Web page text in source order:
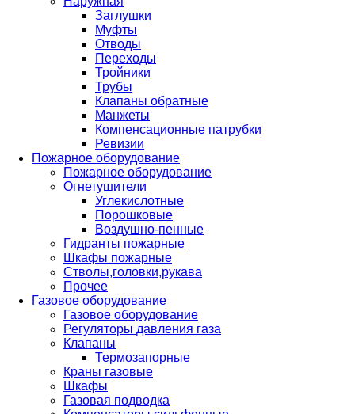
Заглушки
Муфты
Отводы
Переходы
Тройники
Трубы
Клапаны обратные
Манжеты
Компенсационные патрубки
Ревизии
Пожарное оборудование
Пожарное оборудование
Огнетушители
Углекислотные
Порошковые
Воздушно-пенные
Гидранты пожарные
Шкафы пожарные
Стволы,головки,рукава
Прочее
Газовое оборудование
Газовое оборудование
Регуляторы давления газа
Клапаны
Термозапорные
Краны газовые
Шкафы
Газовая подводка